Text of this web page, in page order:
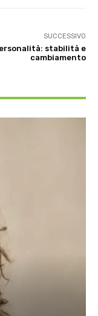
SUCCESSIVO
stabilità e
cambiamento